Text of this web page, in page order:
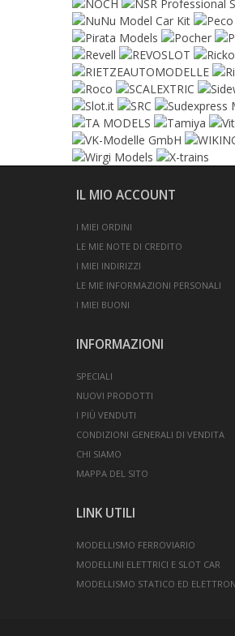
IL MIO ACCOUNT
I MIEI ORDINI
LE MIE NOTE DI CREDITO
I MIEI INDIRIZZI
LE MIE INFORMAZIONI PERSONALI
I MIEI BUONI
INFORMAZIONI
SPECIALI
NUOVI PRODOTTI
I PIÙ VENDUTI
CONDIZIONI GENERALI DI VENDITA
CHI SIAMO
MAPPA DEL SITO
LINK UTILI
MODELLISMO FERROVIARIO
MODELLINI ELETTRICI E SLOT CAR
MODELLISMO STATICO ED